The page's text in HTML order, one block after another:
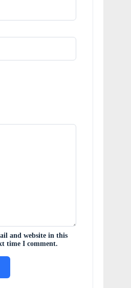
and website in this
time I comment.